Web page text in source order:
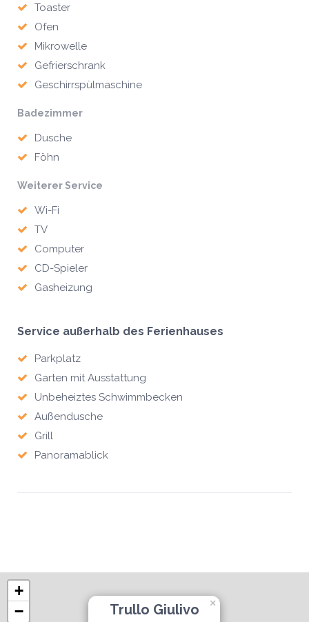
Toaster
Ofen
Mikrowelle
Gefrierschrank
Geschirrspülmaschine
Badezimmer
Dusche
Föhn
Weiterer Service
Wi-Fi
TV
Computer
CD-Spieler
Gasheizung
Service außerhalb des Ferienhauses
Parkplatz
Garten mit Ausstattung
Unbeheiztes Schwimmbecken
Außendusche
Grill
Panoramablick
Trullo Giulivo ×
+
−